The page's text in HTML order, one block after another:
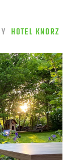
HOTEL KNORZ